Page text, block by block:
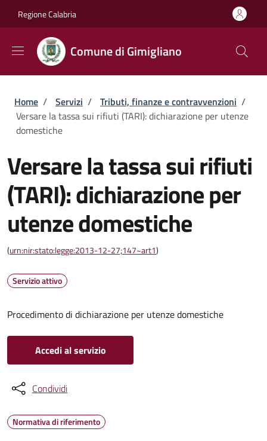
Regione Calabria
Comune di Gimigliano
Briciole di pane
Home / Servizi / Tributi, finanze e contravvenzioni /
Versare la tassa sui rifiuti (TARI): dichiarazione per utenze
domestiche
Versare la tassa sui rifiuti
(TARI): dichiarazione per
utenze domestiche
(urn:nir:stato:legge:2013-12-27;147~art1)
Servizio attivo
Procedimento di dichiarazione per utenze domestiche
Accedi al servizio
Condividi
Normativa di riferimento